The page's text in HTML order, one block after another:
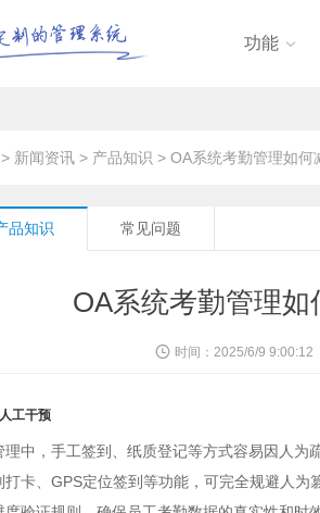
功能 
> 新闻资讯 > 产品知识 > OA系统考勤管理如何
品知识 常见问题
OA系统考勤管理
时间：2025/6/9 9:00:12
工干预
理中，手工签到、纸质登记等方式容易因人
打卡、GPS定位签到等功能，可完全规避人